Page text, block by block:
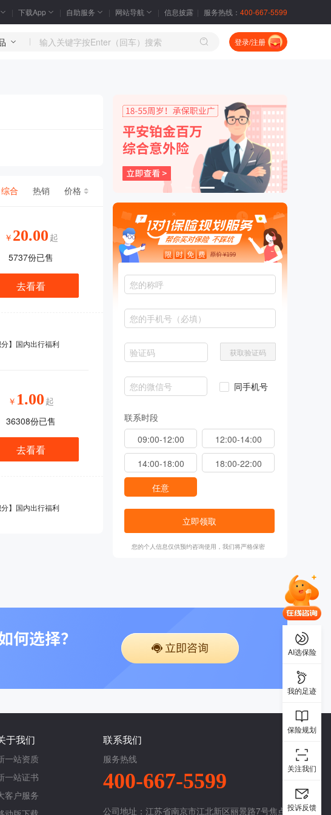
下载App 自助服务 网站导航 信息披露 服务热线： 400-667-5599
登录/注册
综合 热销 价格
￥ 20.00 起
5737份已售
去看看
】 国内出行福利
￥ 1.00 起
36308份已售
去看看
】 国内出行福利
获取验证码
同手机号
联系时段
09:00-12:00
12:00-14:00
14:00-18:00
18:00-22:00
任意
立即领取
您的个人信息仅供预约咨询使用，我们将严格保密
于我们
一站资质
一站证书
客户服务
联系我们
服务热线
400-667-5599
公司地址：江苏省南京市江北新区丽景路7号焦点
AI选保险
我的足迹
保险规划
关注我们
投诉反馈